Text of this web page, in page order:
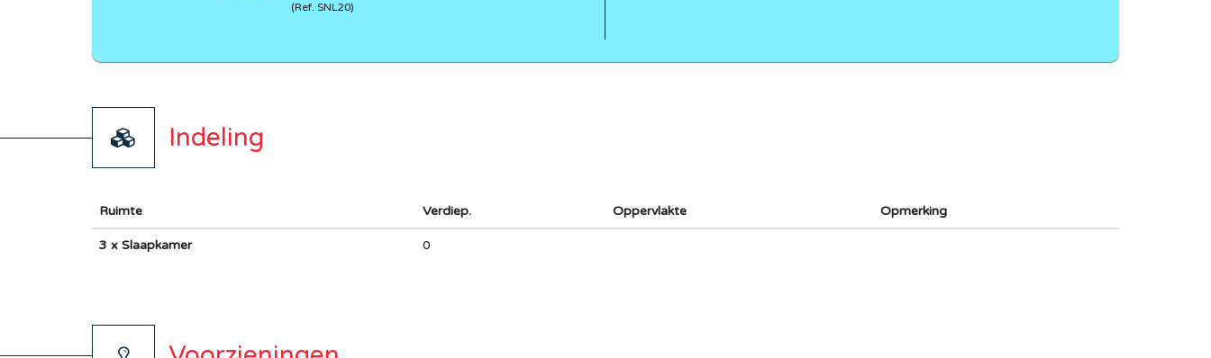
(Ref. SNL20)
Indeling
Ruimte Verdiep. Oppervlakte Opmerking
3 x Slaapkamer 0